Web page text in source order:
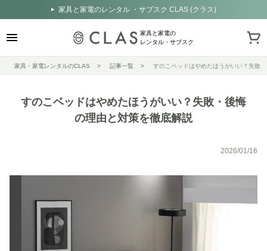
家具と家電のレンタル ・サブスク CLAS (クラス)
家具と家電の
レンタル・サブスク
家具・家電レンタルのCLAS 記事一覧 すのこベッドはやめたほうがいい？失敗
すのこベッドはやめたほうがいい？失敗・後悔
の理由と対策を徹底解説
2026/01/16